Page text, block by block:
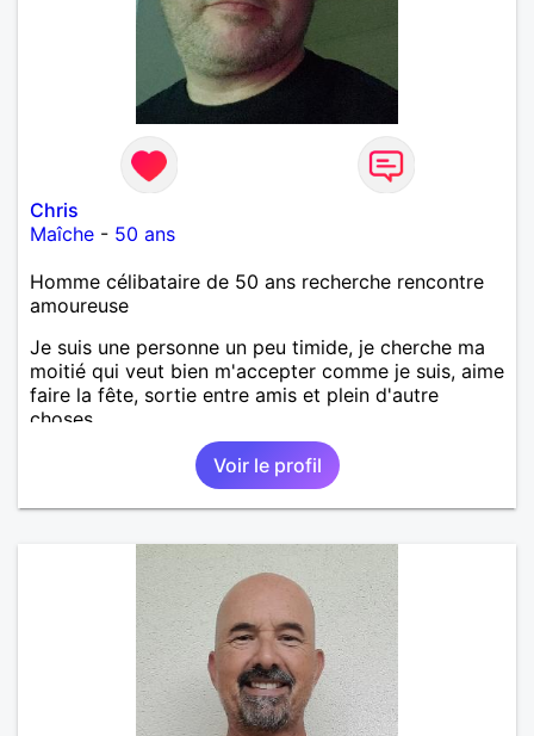
Chris
Maîche - 50 ans
Homme célibataire de 50 ans recherche rencontre
amoureuse
Je suis une personne un peu timide, je cherche ma
moitié qui veut bien m'accepter comme je suis, aime
faire la fête, sortie entre amis et plein d'autre
choses .
Voir le profil